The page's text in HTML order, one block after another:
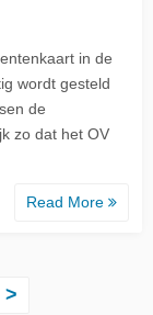
in de
wordt gesteld
de
zo dat het OV
Read More
>